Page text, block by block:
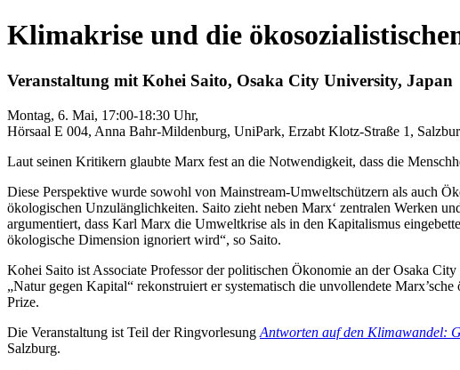
Uncategorized,
Vergangene
Klimakrise und die
Veranstaltung mit Kohei Saito, Osaka City University, Japan
Montag, 6. Mai, 17:00-18:30 Uhr,
Hörsaal E 004, Anna Bahr-Mildenburg, UniPark, Erzabt Klotz-Straße 1,
Laut seinen Kritikern glaubte Marx fest an die Notwendigkeit, dass die
Diese Perspektive wurde sowohl von Mainstream-Umweltschützern als auch
ökologischen Unzulänglichkeiten. Saito zieht neben Marx‘ zentralen Werken
argumentiert, dass Karl Marx die Umweltkrise als in den Kapitalismus
ökologische Dimension ignoriert wird“, so Saito.
Kohei Saito ist Associate Professor der politischen Ökonomie an der Osaka
„Natur gegen Kapital“ rekonstruiert er systematisch die unvollendete
Prize.
Die Veranstaltung ist Teil der Ringvorlesung Antworten auf den Klimawandel:
Salzburg.